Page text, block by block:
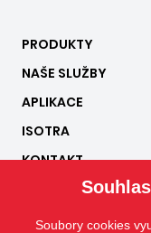
PRODUKTY
NAŠE SLUŽBY
APLIKACE
ISOTRA
KONTAKT
Soubory cookies